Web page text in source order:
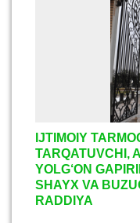
IJTIMOIY
TARQATUVCHI,
YOLG‘ON
SHAYX VA
RADDIYA